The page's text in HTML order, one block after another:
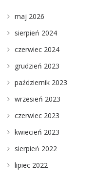
maj 2026
sierpień 2024
czerwiec 2024
grudzień 2023
październik 2023
wrzesień 2023
czerwiec 2023
kwiecień 2023
sierpień 2022
lipiec 2022